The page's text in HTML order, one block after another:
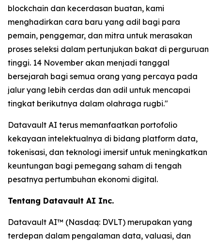
blockchain dan kecerdasan buatan, kami
menghadirkan cara baru yang adil bagi para
pemain, penggemar, dan mitra untuk merasakan
proses seleksi dalam pertunjukan bakat di perguruan
tinggi. 14 November akan menjadi tanggal
bersejarah bagi semua orang yang percaya pada
jalur yang lebih cerdas dan adil untuk mencapai
tingkat berikutnya dalam olahraga rugbi."
Datavault AI terus memanfaatkan portofolio
kekayaan intelektualnya di bidang platform data,
tokenisasi, dan teknologi imersif untuk meningkatkan
keuntungan bagi pemegang saham di tengah
pesatnya pertumbuhan ekonomi digital.
Tentang Datavault AI Inc.
Datavault AI™ (Nasdaq: DVLT) merupakan yang
terdepan dalam pengalaman data, valuasi, dan